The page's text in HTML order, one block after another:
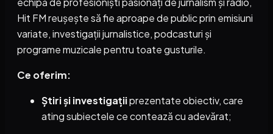
Hit FM reușește să fie aproape de public prin emisiuni
variate, investigații jurnalistice, podcasturi și
programe muzicale pentru toate gusturile.
Ce oferim:
Știri și investigațiiprezentate obiectiv, care
ating subiectele ce contează cu adevărat;